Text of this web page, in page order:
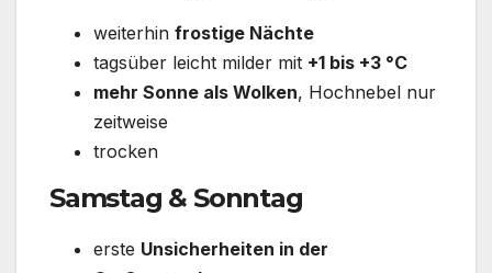
weiterhin frostige Nächte
tagsüber leicht milder mit +1 bis +3 °C
mehr Sonne als Wolken, Hochnebel nur
zeitweise
trocken
Samstag & Sonntag
erste Unsicherheiten in der